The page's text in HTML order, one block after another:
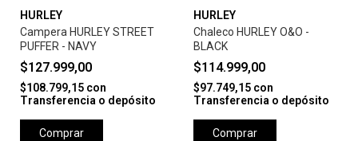
HURLEY
Campera HURLEY STREET
PUFFER - NAVY
$127.999,00
$108.799,15 con
Transferencia o depósito
Comprar
HURLEY
Chaleco HURLEY O&O -
BLACK
$114.999,00
$97.749,15 con
Transferencia o depósito
Comprar